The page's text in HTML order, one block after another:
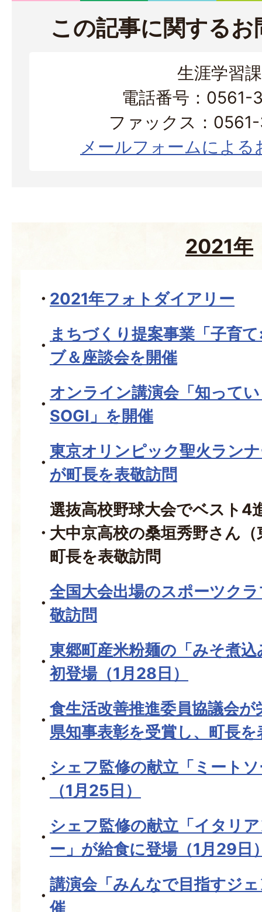
この記事に関する
生涯学習課
電話番号：0561-
ファックス：
メールフォームによる
2021年
2021年フォトダイアリー
まちづくり提案事業「子育
ブ＆座談会を開催
オンライン講演会「知って
SOGI」を開催
東京オリンピック聖火ラン
が町長を表敬訪問
選抜高校野球大会でベスト4
大中京高校の桑垣秀野さん
町長を表敬訪問
全国大会出場のスポーツク
敬訪問
東郷町産米粉麺の「みそ煮
初登場（1月28日）
食生活改善推進委員協議会
県知事表彰を受賞し、町長を
シェフ監修の献立「ミート
（1月25日）
シェフ監修の献立「イタリ
ー」が給食に登場（1月29日
講演会「みんなで目指すジ
催